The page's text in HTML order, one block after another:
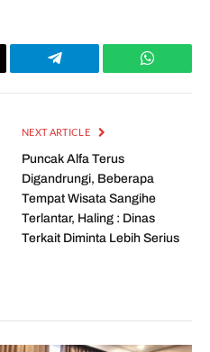
Telegram
NEXT ARTICLE
Puncak Alfa Terus
Digandrungi, Beberapa
Tempat Wisata Sangihe
Terlantar, Haling : Dinas
Terkait Diminta Lebih Serius